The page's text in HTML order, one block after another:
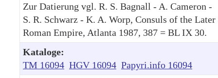
Zur Datierung vgl. R. S. Bagnall - A. Cameron -
S. R. Schwarz - K. A. Worp, Consuls of the Later
Roman Empire, Atlanta 1987, 387 = BL IX 30.
Kataloge:
TM 16094 HGV 16094 Papyri.info 16094